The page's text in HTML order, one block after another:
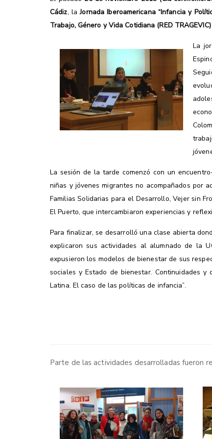
Cádiz, laJornada Iberoamericana “Infancia y
Trabajo, Género y Vida Cotidiana (RED
La
La sesión de la tarde comenzó con un
niñas y jóvenes migrantes no acompañados por
Familias Solidarias para el Desarrollo, Vejer sin
El Puerto, que intercambiaron experiencias y
Para finalizar, se desarrolló una clase abierta
explicaron sus actividades al alumnado de la
expusieron los modelos de bienestar de sus
sociales y Estado de bienestar. Continuidades y
Latina. El caso de las políticas de infancia”.
Parte de las actividades desarrolladas fueron